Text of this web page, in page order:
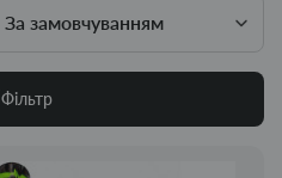
За замовчуванням
Фільтр